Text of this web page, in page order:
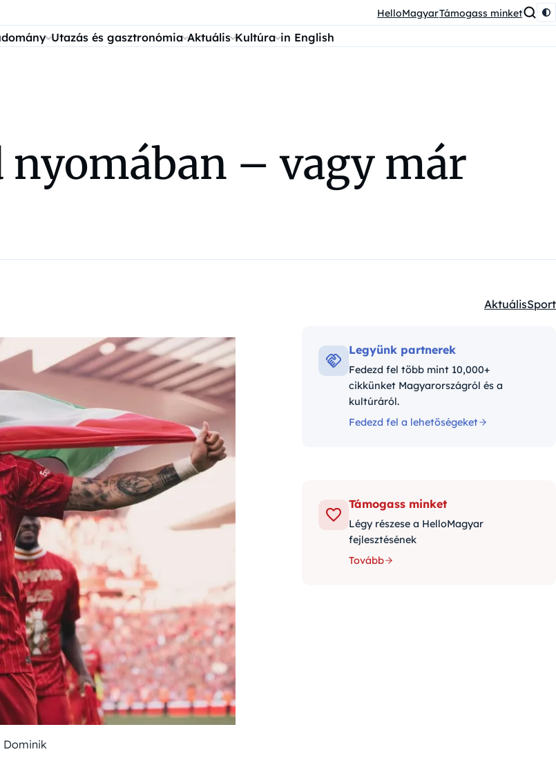
HelloMagyarTámogass minket
Utazás és gasztronómia Aktuális Kultúra in English
nyomában – vagy már
Kategóriák:
AktuálisSport
Dominik
Legyünk partnerek
Fedezd fel több mint 10,000+
cikkünket Magyarországról és a
kultúráról.
Fedezd fel a lehetőségeket
Támogass minket
Légy részese a HelloMagyar
fejlesztésének
Tovább